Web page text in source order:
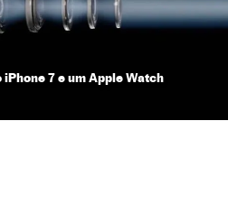
7 e um Apple Watch